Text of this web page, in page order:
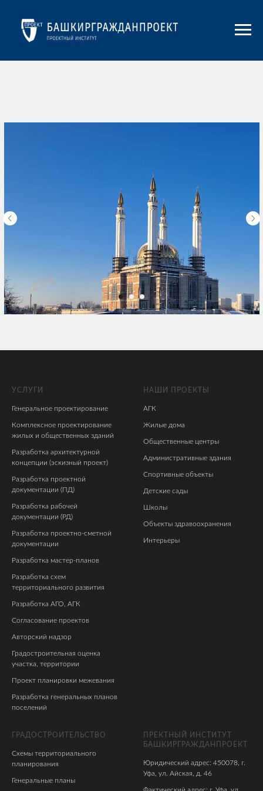
УСЛУГИ
Генеральное проектирование
Комплексное проектирование
жилых и общественных зданий
Разработка архитектурной
концепции (эскизный проект)
Разработка проектной
документации (ПД)
Разработка рабочей
документации (РД)
Разработка проектно-сметной
документации
Разработка мастер-планов
Разработка схем
территориального развития
Разработка АГО, АГК
Согласование проектов
Авторский надзор
Градостроительная оценка
участка, территории
Проект планировки межевания
Разработка генеральных планов
поселений
НАШИ ПРОЕКТЫ
АГК
Жилые дома
Общественные центры
Административные здания
Спортивные объекты
Детские сады
Школы
Объекты здравоохранения
Интерьеры
ГРАДОСТРОИТЕЛЬСТВО
Схемы территориального
планирования
Генеральные планы
ПРЕКТНЫЙ ИНСТИТУТ
БАШКИРГРАЖДАНПРОЕКТ
Юридический адрес: 450078, г.
Уфа, ул. Айская, д. 46